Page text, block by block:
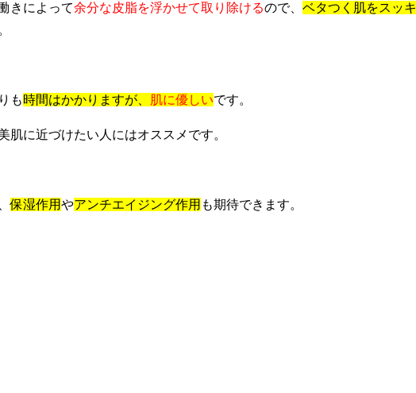
きによって余分な皮脂を浮かせて取り除けるので、 ベタつく肌をスッキ
も時間はかかりますが、 肌に優しいです。
肌に近づけたい人にはオススメです。
保湿作用やアンチエイジング作用 も期待できます。